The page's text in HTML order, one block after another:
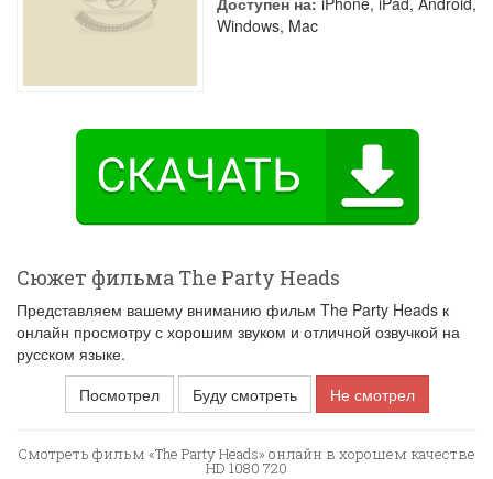
Windows, Mac
Сюжет фильма The Party Heads
Представляем вашему вниманию фильм The Party Heads к
онлайн просмотру с хорошим звуком и отличной озвучкой на
русском языке.
Посмотрел
Буду смотреть Не смотрел
Смотреть фильм «The Party Heads» онлайн в хорошем качестве
HD 1080 720